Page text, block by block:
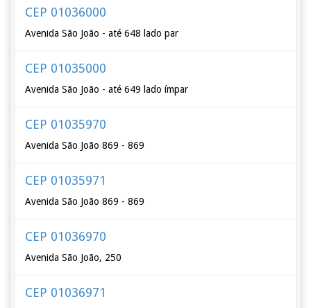
CEP 01036000
Avenida São João - até 648 lado par
CEP 01035000
Avenida São João - até 649 lado ímpar
CEP 01035970
Avenida São João 869 - 869
CEP 01035971
Avenida São João 869 - 869
CEP 01036970
Avenida São João, 250
CEP 01036971